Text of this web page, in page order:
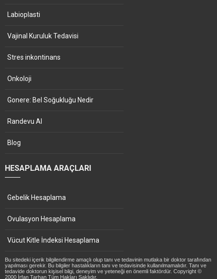
Labioplasti
Vajinal Kuruluk Tedavisi
Stres inkontinans
Onkoloji
Gonere: Bel Soğukluğu Nedir
Randevu Al
Blog
HESAPLAMA ARAÇLARI
Gebelik Hesaplama
Ovulasyon Hesaplama
Vücut Kitle İndeksi Hesaplama
Bu sitedeki içerik bilgilendirme amaçlı olup tanı ve tedavinin mutlaka bir doktor tarafından
yapılması gerekir. Bu bilgiler hastalıkların tanı ve tedavisinde kullanılmamalıdır. Tanı ve
tedavide doktorun kişisel bilgi, deneyim ve yeteneği en önemli faktördür. Copyright ©
2000 İrfan Tarhan Tüm Hakları Saklıdır.